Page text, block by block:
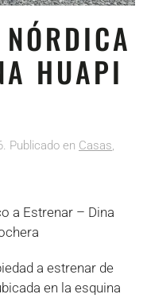
HUAPI
. Publicado en Casas,
a Estrenar – Dina
a estrenar de
en la esquina